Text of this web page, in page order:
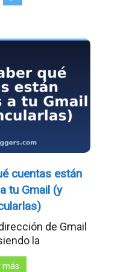
cuentas están
tu Gmail (y
de Gmail
la
más